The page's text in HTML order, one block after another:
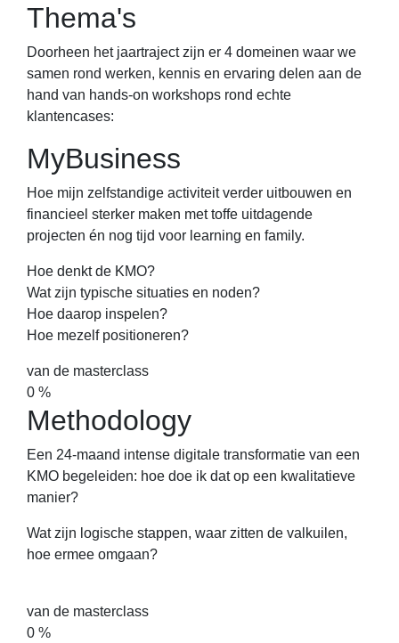
Thema's
Doorheen het jaartraject zijn er 4 domeinen waar we
samen rond werken, kennis en ervaring delen aan de
hand van hands-on workshops rond echte
klantencases:
MyBusiness
Hoe mijn zelfstandige activiteit verder uitbouwen en
financieel sterker maken met toffe uitdagende
projecten én nog tijd voor learning en family.
Hoe denkt de KMO?
Wat zijn typische situaties en noden?
Hoe daarop inspelen?
Hoe mezelf positioneren?
van de masterclass
0 %
Methodology
Een 24-maand intense digitale transformatie van een
KMO begeleiden: hoe doe ik dat op een kwalitatieve
manier?
Wat zijn logische stappen, waar zitten de valkuilen,
hoe ermee omgaan?
van de masterclass
0 %